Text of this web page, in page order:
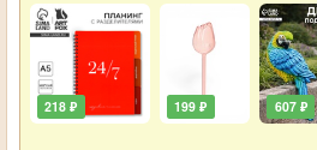
218 ₽ 199 ₽ 607 ₽